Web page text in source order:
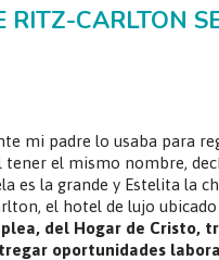
RITZ-CARLTON
mi padre lo usaba para
el mismo nombre,
es la grande y Estelita la
el hotel de lujo ubicado
del Hogar de Cristo,
oportunidades